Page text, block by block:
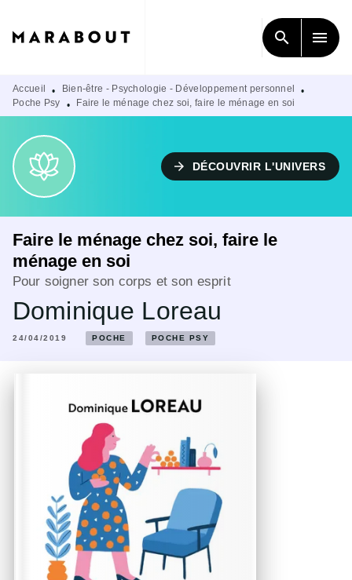
CONTENU
search menu
Accueil • Bien-être - Psychologie - Développement personnel
•
Poche Psy
• Faire le ménage chez soi, faire le ménage en soi
arrow_forward DÉCOUVRIR L'UNIVERS
Faire le ménage chez soi, faire le
ménage en soi
Pour soigner son corps et son esprit
Dominique Loreau
24/04/2019 POCHE POCHE PSY